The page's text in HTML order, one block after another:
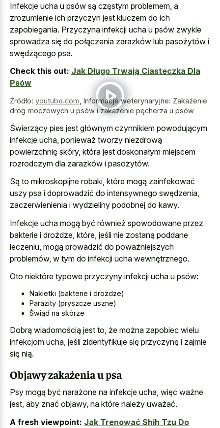
Infekcje ucha u psów są częstym problemem, a
zrozumienie ich przyczyn jest kluczem do ich
zapobiegania. Przyczyna infekcji ucha u psów zwykle
sprowadza się do połączenia zarazków lub pasożytów i
swędzącego psa.
Check this out: Jak Długo Trwają Ciasteczka Dla
Psów
Źródło: youtube.com Informacje weterynaryjne: Zakażenie
dróg moczowych u psów i zakażenie pęcherza u psów
Świerzący pies jest głównym czynnikiem powodującym
infekcje ucha, ponieważ tworzy niezdrową
powierzchnię skóry, która jest doskonałym miejscem
rozrodczym dla zarazków i pasożytów.
Są to mikroskopijne robaki, które mogą zainfekować
uszy psa i doprowadzić do intensywnego swędzenia,
zaczerwienienia i wydzieliny podobnej do kawy.
Infekcje ucha mogą być również spowodowane przez
bakterie i drożdże, które, jeśli nie zostaną poddane
leczeniu, mogą prowadzić do poważniejszych
problemów, w tym do infekcji ucha wewnętrznego.
Oto niektóre typowe przyczyny infekcji ucha u psów:
Nakietki (bakterie i drożdże)
Parazity (pryszcze uszne)
Świąd na skórze
Dobrą wiadomością jest to, że można zapobiec wielu
infekcjom ucha, jeśli zidentyfikuje się przyczynę i zajmie
się nią.
Objawy zakażenia u psa
Psy mogą być narażone na infekcje ucha, więc ważne
jest, aby znać objawy, na które należy uważać.
A fresh viewpoint: Jak Trenować Shih Tzu Do